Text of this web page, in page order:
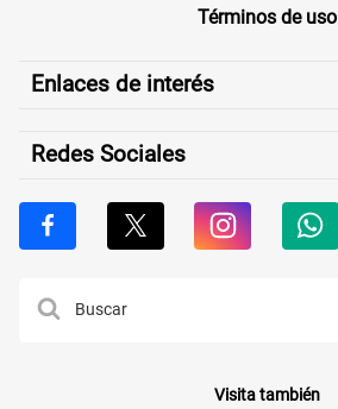
Términos de uso
Enlaces de interés
Redes Sociales
Visita también